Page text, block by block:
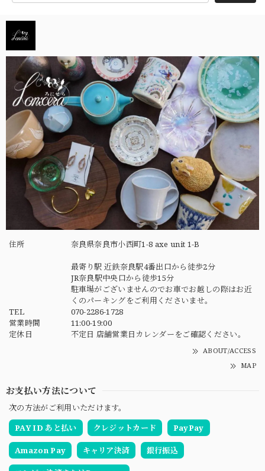
住所 奈良県奈良市小西町1-8 axe unit 1-B
最寄り駅 近鉄奈良駅4番出口から徒歩2分
JR奈良駅中央口から徒歩15分
駐車場がございませんのでお車でお越しの際はお近
くのパーキングをご利用くださいませ。
TEL
070-2286-1728
営業時間
11:00-19:00
定休日
不定日 店舗営業日カレンダーをご確認ください。
ABOUT/ACCESS
MAP
お支払い方法について
次の方法がご利用いただけます。
PAY ID あと払い
クレジットカード PayPay
Amazon Pay キャリア決済 銀行振込